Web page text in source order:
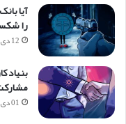
آیا
را
12 دی 1402
بنیاد
01 دی 1402